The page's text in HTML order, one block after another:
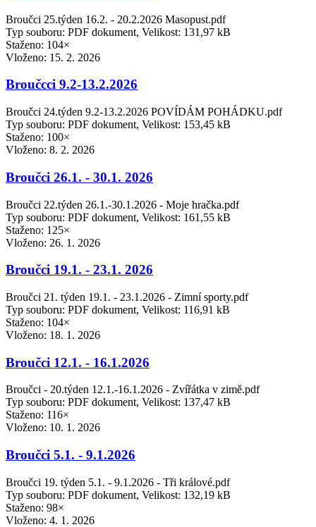
Broučci 25.týden 16.2. - 20.2.2026 Masopust.pdf
Typ souboru: PDF dokument, Velikost: 131,97 kB
Staženo: 104×
Vloženo: 15. 2. 2026
Broučcci 9.2-13.2.2026
Broučci 24.týden 9.2-13.2.2026 POVÍDÁM POHÁDKU.pdf
Typ souboru: PDF dokument, Velikost: 153,45 kB
Staženo: 100×
Vloženo: 8. 2. 2026
Broučci 26.1. - 30.1. 2026
Broučci 22.týden 26.1.-30.1.2026 - Moje hračka.pdf
Typ souboru: PDF dokument, Velikost: 161,55 kB
Staženo: 125×
Vloženo: 26. 1. 2026
Broučci 19.1. - 23.1. 2026
Broučci 21. týden 19.1. - 23.1.2026 - Zimní sporty.pdf
Typ souboru: PDF dokument, Velikost: 116,91 kB
Staženo: 104×
Vloženo: 18. 1. 2026
Broučci 12.1. - 16.1.2026
Broučci - 20.týden 12.1.-16.1.2026 - Zvířátka v zimě.pdf
Typ souboru: PDF dokument, Velikost: 137,47 kB
Staženo: 116×
Vloženo: 10. 1. 2026
Broučci 5.1. - 9.1.2026
Broučci 19. týden 5.1. - 9.1.2026 - Tři králové.pdf
Typ souboru: PDF dokument, Velikost: 132,19 kB
Staženo: 98×
Vloženo: 4. 1. 2026